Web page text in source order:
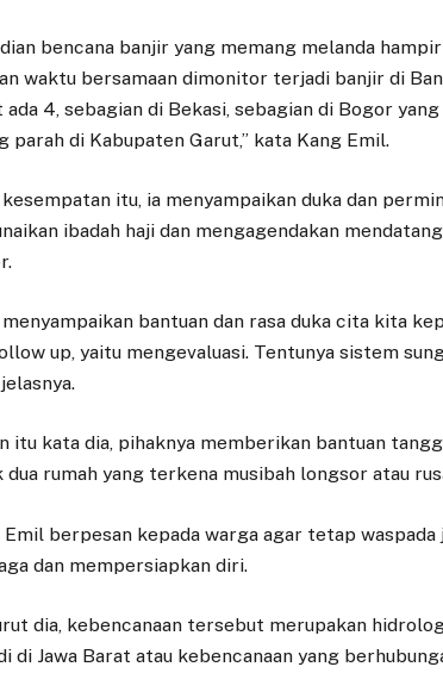
bencana banjir yang memang melanda
waktu bersamaan dimonitor terjadi banjir di
ada 4, sebagian di Bekasi, sebagian di Bogor
parah di Kabupaten Garut,” kata Kang Emil.
kesempatan itu, ia menyampaikan duka dan
ibadah haji dan mengagendakan
bantuan dan rasa duka cita kita
up, yaitu mengevaluasi. Tentunya sistem
itu kata dia, pihaknya memberikan bantuan
dua rumah yang terkena musibah longsor atau
Emil berpesan kepada warga agar tetap
dan mempersiapkan diri.
dia, kebencanaan tersebut merupakan
di Jawa Barat atau kebencanaan yang